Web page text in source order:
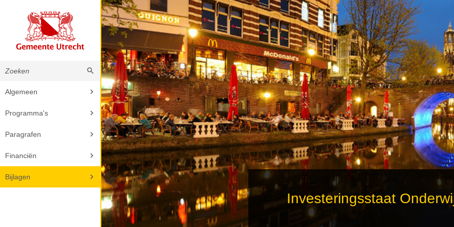
Algemeen
Programma's
Paragrafen
Financiën
Bijlagen
Investeringsstaat